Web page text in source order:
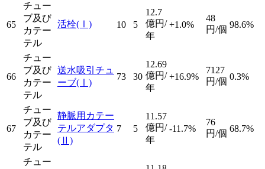
65
チュー
ブ及び
カテー
テル
活栓(Ⅰ) 10 5
12.7
億円/
年
+1.0%
48
円/個 98.6%
66
チュー
ブ及び
カテー
テル
送水吸引チュ
ーブ(Ⅰ)
73 30
12.69
億円/
年
+16.9%
7127
円/個 0.3%
67
チュー
ブ及び
カテー
テル
静脈用カテー
テルアダプタ
(Ⅱ)
7 5
11.57
億円/
年
-11.7%
76
円/個 68.7%
チュー